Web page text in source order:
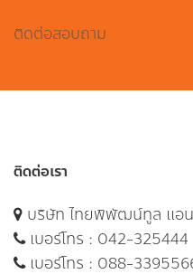
ติดต่อสอบถาม
ติดต่อเรา
บริษัท ไทยพิพัฒน์ทูล แอน
เบอร์โทร : 042-325444
เบอร์โทร : 088-